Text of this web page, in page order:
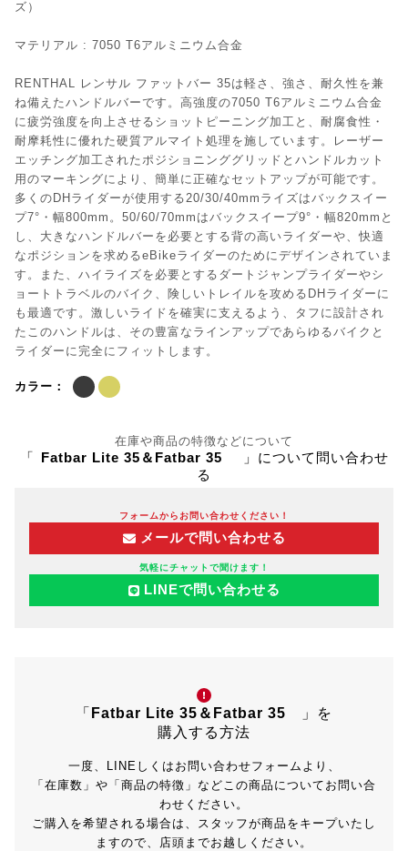
ズ）
マテリアル : 7050 T6アルミニウム合金
RENTHAL レンサル ファットバー 35は軽さ、強さ、耐久性を兼
ね備えたハンドルバーです。高強度の7050 T6アルミニウム合金
に疲労強度を向上させるショットピーニング加工と、耐腐食性・
耐摩耗性に優れた硬質アルマイト処理を施しています。レーザー
エッチング加工されたポジショニンググリッドとハンドルカット
用のマーキングにより、簡単に正確なセットアップが可能です。
多くのDHライダーが使用する20/30/40mmライズはバックスイー
プ7°・幅800mm。50/60/70mmはバックスイープ9°・幅820mmと
し、大きなハンドルバーを必要とする背の高いライダーや、快適
なポジションを求めるeBikeライダーのためにデザインされていま
す。また、ハイライズを必要とするダートジャンプライダーやシ
ョートトラベルのバイク、険しいトレイルを攻めるDHライダーに
も最適です。激しいライドを確実に支えるよう、タフに設計され
たこのハンドルは、その豊富なラインアップであらゆるバイクと
ライダーに完全にフィットします。
カラー：
在庫や商品の特徴などについて
「 Fatbar Lite 35＆Fatbar 35
」について問い合わせ
る
フォームからお問い合わせください！
メールで問い合わせる
気軽にチャットで聞けます！
LINEで問い合わせる
「 Fatbar Lite 35＆Fatbar 35
」を
購入する方法
一度、LINEしくはお問い合わせフォームより、
「在庫数」や「商品の特徴」などこの商品についてお問い合
わせください。
ご購入を希望される場合は、スタッフが商品をキープいたし
ますので、店頭までお越しください。